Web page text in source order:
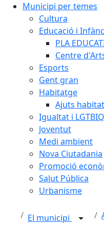
Municipi per temes
Cultura
Educació i
PLA
Centre
Esports
Gent gran
Habitatge
Ajuts
Igualtat i
Joventut
Medi ambient
Nova Ciutadania
Promoció
Salut Pública
Urbanisme
El municipi